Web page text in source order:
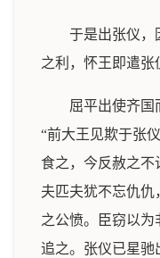
于是出张仪，
之利，怀王即遣张
屈平出使齐国
“前大王见欺于张
食之，今反赦之不
夫匹夫犹不忘仇
之公愤。臣窃以为
追之。张仪已星驰